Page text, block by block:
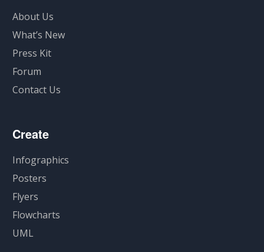
About Us
What’s New
Press Kit
Forum
Contact Us
Create
Infographics
Posters
Flyers
Flowcharts
UML